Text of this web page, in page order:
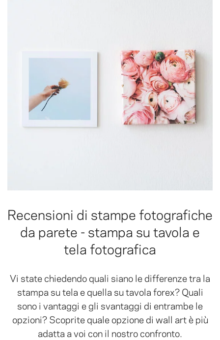
Recensioni di stampe fotografiche
da parete - stampa su tavola e
tela fotografica
Vi state chiedendo quali siano le differenze tra la
stampa su tela e quella su tavola forex? Quali
sono i vantaggi e gli svantaggi di entrambe le
opzioni? Scoprite quale opzione di wall art è più
adatta a voi con il nostro confronto.